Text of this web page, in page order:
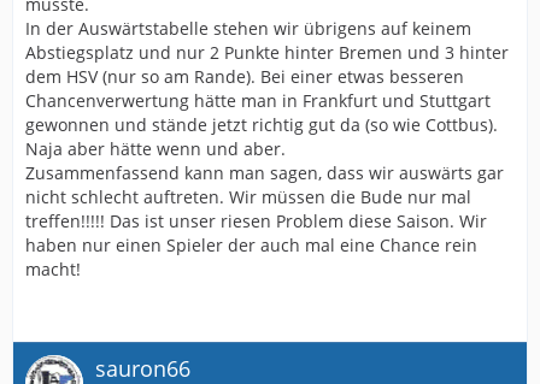
In der Auswärtstabelle stehen wir übrigens auf keinem
Abstiegsplatz und nur 2 Punkte hinter Bremen und 3 hinter
dem HSV (nur so am Rande). Bei einer etwas besseren
Chancenverwertung hätte man in Frankfurt und Stuttgart
gewonnen und stände jetzt richtig gut da (so wie Cottbus).
Naja aber hätte wenn und aber.
Zusammenfassend kann man sagen, dass wir auswärts gar
nicht schlecht auftreten. Wir müssen die Bude nur mal
treffen!!!!! Das ist unser riesen Problem diese Saison. Wir
haben nur einen Spieler der auch mal eine Chance rein
macht!
sauron66